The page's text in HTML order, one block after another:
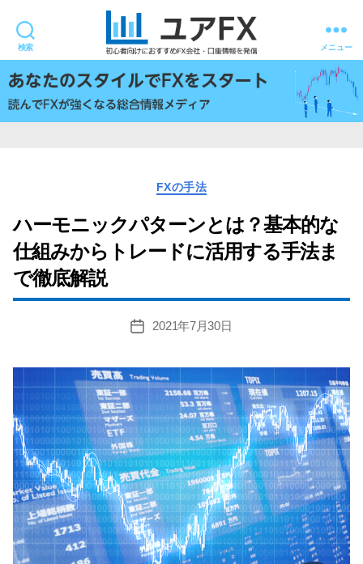
検索
ユ
ア
FX
メニュー
カ
テ
ゴ
リ
ー
FXの手法
ハーモニックパターンとは？基本的な
仕組みからトレードに活用する手法ま
で徹底解説
投
2021年7月30日